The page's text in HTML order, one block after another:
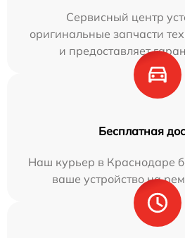
Сервисный центр
оригинальные запчасти
и предоставляет
Бесплатная
Наш курьер в Краснодаре
ваше устройство на